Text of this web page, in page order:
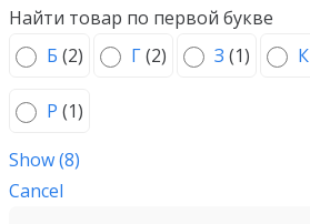
Найти товар по первой букве
Б (2) Г(2) З (1) К
Р (1)
Show(8)
Cancel